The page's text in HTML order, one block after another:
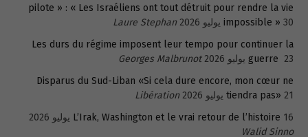
pilote » : « Les Israéliens ont tout détruit pour rendre la vie
impossible » 30 يوليو 2026
Laure Stephan
Les durs du régime imposent leur tempo pour continuer la
guerre 23 يوليو 2026
Georges Malbrunot
Disparus du Sud-Liban «Si cela dure encore, mon cœur ne
tiendra pas» 21 يوليو 2026
Libération
L’Irak, Washington et le vrai retour de l’histoire 16 يوليو 2026
Walid Sinno